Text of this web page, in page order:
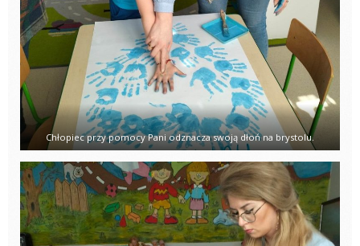
Chłopiec przy pomocy Pani odznacza swoją dłoń na brystolu.